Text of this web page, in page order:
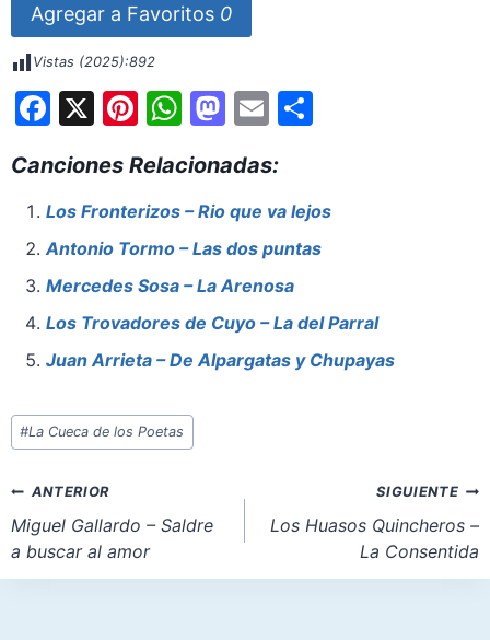
Agregar a Favoritos 0
Vistas (2025):892
F
c
e
b
o
o
k
X Pi
er
e
st
W
at
s
A
p
p
M
st
o
d
o
n
E
ai
l
S
e
Canciones Relacionadas:
Los Fronterizos – Rio que va lejos
Antonio Tormo – Las dos puntas
Mercedes Sosa – La Arenosa
Los Trovadores de Cuyo – La del Parral
Juan Arrieta – De Alpargatas y Chupayas
Etiquetas
de
entrada:
#La Cueca de los Poetas
Navegación
de
entradas
ANTERIOR
Miguel Gallardo – Saldre
a buscar al amor
SIGUIENTE
Los Huasos Quincheros –
La Consentida